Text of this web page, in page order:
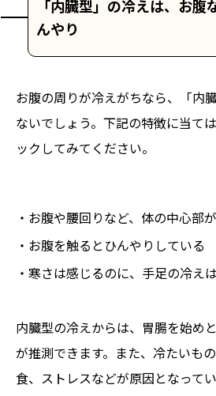
「内臓型」の冷えは、お腹
んやり
お腹の周りが冷えがちなら、「内
ないでしょう。下記の特徴に当て
ックしてみてください。
・お腹や腰回りなど、体の中心部
・お腹を触るとひんやりしている
・寒さは感じるのに、手足の冷え
内臓型の冷えからは、胃腸を始め
が推測できます。また、冷たいも
食、ストレスなどが原因となって